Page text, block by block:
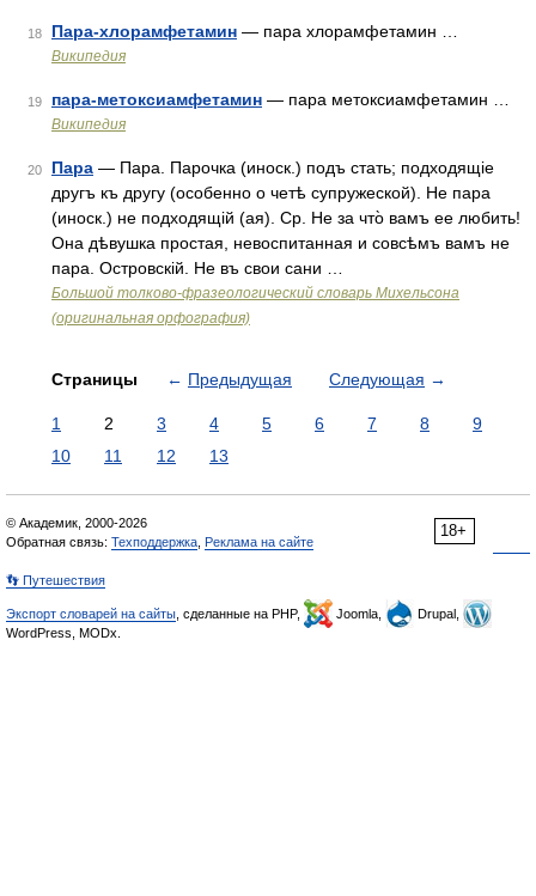
18 Пара-хлорамфетамин — пара хлорамфетамин …
Википедия
19 пара-метоксиамфетамин — пара метоксиамфетамин …
Википедия
20 Пара — Пара. Парочка (иноск.) подъ стать; подходящіе
другъ къ другу (особенно о четѣ супружеской). Не пара
(иноск.) не подходящій (ая). Ср. Не за что̀ вамъ ее любить!
Она дѣвушка простая, невоспитанная и совсѣмъ вамъ не
пара. Островскій. Не въ свои сани …
Большой толково-фразеологический словарь Михельсона
(оригинальная орфография)
Страницы ← Предыдущая Следующая →
1 2 3 4 5 6 7 8
9
10
11 12 13
18+
© Академик, 2000-2026
Обратная связь: Техподдержка Реклама на сайте
👣 Путешествия
Экспорт словарей на сайты , сделанные на PHP, Joomla,
Drupal,
WordPress, MODx.